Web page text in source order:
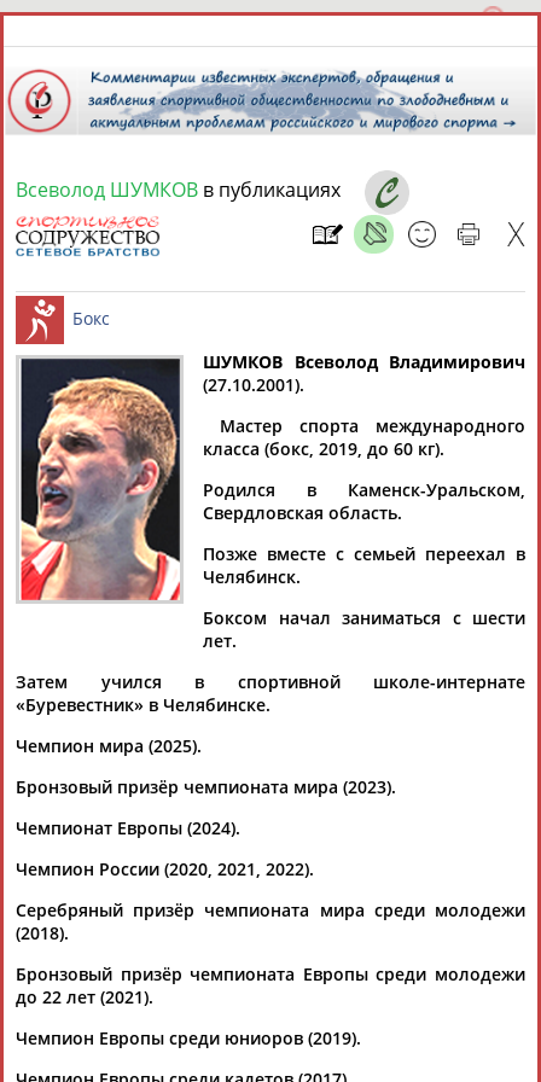
9 августа 2026 года,
СПОРТСМЕНЫ, ТРЕНЕРЫ И СПЕЦИАЛИСТЫ
Найдено: 1персона Расширенный поиск
Всеволод
ШУМКОВ
Ваш запрос: "Всеволод ШУМКОВ"
Глава Международной федерации бокса Умар Кремлев
награжден орденом Дружбы
...Муцольгов, Илья Попов, Давид Суров, Анастасия
Федерации бокса России...
22.04.2026
7 золотых медалей
...в Дубае. Чемпионом мира в весовой категории до 60 кг
до 75 кг...
Всеволод ШУМКОВ в публикациях
Бокс
ШУМКОВ Всеволод Владимирович
(27.10.2001).
Мастер спорта международного
класса (бокс, 2019, до 60 кг).
Родился в Каменск-Уральском,
Свердловская область.
Позже вместе с семьей переехал в
Челябинск.
Боксом начал заниматься с шести
лет.
Затем учился в спортивной школе-интернате
«Буревестник» в Челябинске.
Чемпион мира (2025).
Бронзовый призёр чемпионата мира (2023).
Чемпионат Европы (2024).
Чемпион России (2020, 2021, 2022).
Серебряный призёр чемпионата мира среди молодежи
(2018).
Бронзовый призёр чемпионата Европы среди молодежи
до 22 лет (2021).
Чемпион Европы среди юниоров (2019).